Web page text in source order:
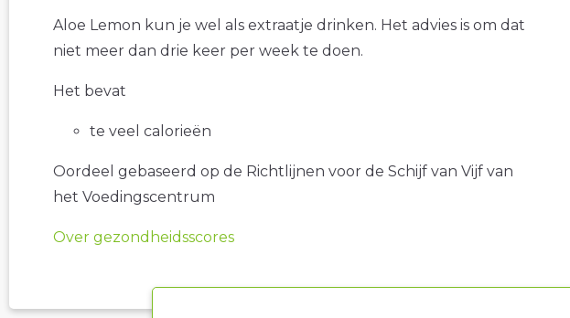
Aloe Lemon kun je wel als extraatje drinken. Het advies is om dat
niet meer dan drie keer per week te doen.
Het bevat
te veel calorieën
Oordeel gebaseerd op de Richtlijnen voor de Schijf van Vijf van
het Voedingscentrum
Over gezondheidsscores